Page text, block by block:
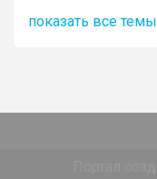
показать все темы